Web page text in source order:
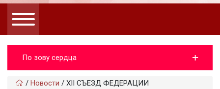
По зову сердца
/ Новости / XII СЪЕЗД ФЕДЕРАЦИИ